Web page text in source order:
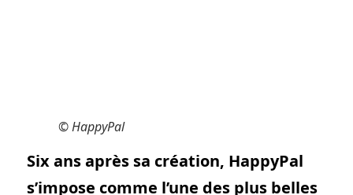
© HappyPal
Six ans après sa création, HappyPal
s’impose comme l’une des plus belles